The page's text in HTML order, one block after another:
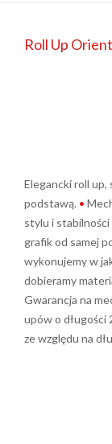
Roll Up Orient
Elegancki roll
podstawą. •
stylu i stabilności
grafik od samej
wykonujemy w
dobieramy
Gwarancja na
upów o długości
ze względu na